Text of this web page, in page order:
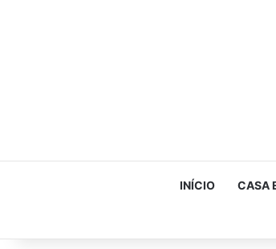
INÍCIO CASA